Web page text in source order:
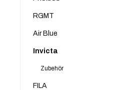
RGMT
Air Blue
Invicta
Zubehör
FILA